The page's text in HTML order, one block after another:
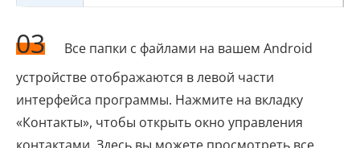
03
Все папки с файлами на вашем Android
устройстве отображаются в левой части
интерфейса программы. Нажмите на вкладку
«Контакты», чтобы открыть окно управления